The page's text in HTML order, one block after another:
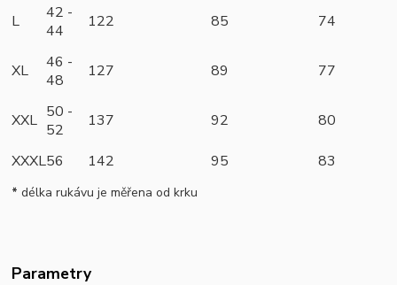
L
42 -
44
122 85 74
XL
46 -
48
127 89 77
XXL 50 -
52
137 92 80
XXXL56 142 95 83
* délka rukávu je měřena od krku
Parametry